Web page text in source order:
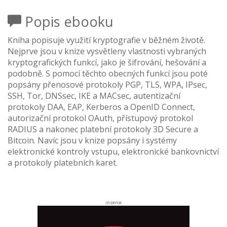
Popis ebooku
Kniha popisuje využití kryptografie v běžném životě.
Nejprve jsou v knize vysvětleny vlastnosti vybraných
kryptografických funkcí, jako je šifrování, hešování a
podobně. S pomocí těchto obecných funkcí jsou poté
popsány přenosové protokoly PGP, TLS, WPA, IPsec,
SSH, Tor, DNSsec, IKE a MACsec, autentizační
protokoly DAA, EAP, Kerberos a OpenID Connect,
autorizační protokol OAuth, přístupový protokol
RADIUS a nakonec platební protokoly 3D Secure a
Bitcoin. Navíc jsou v knize popsány i systémy
elektronické kontroly vstupu, elektronické bankovnictví
a protokoly platebních karet.
inzerce